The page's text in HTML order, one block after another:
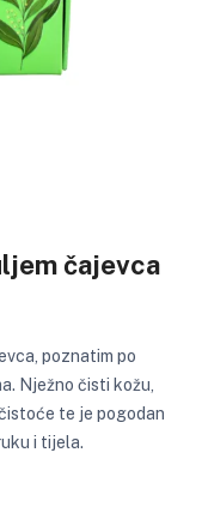
čajevca
poznatim po
Nježno čisti kožu,
te je pogodan
i tijela.